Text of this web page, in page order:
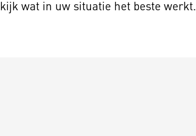
wat in uw situatie het beste werkt.